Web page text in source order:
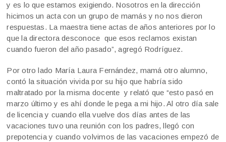
y es lo que estamos exigiendo. Nosotros en la dirección
hicimos un acta con un grupo de mamás y no nos dieron
respuestas. La maestra tiene actas de años anteriores por lo
que la directora desconoce que esos reclamos existan
cuando fueron del año pasado”, agregó Rodríguez.
Por otro lado María Laura Fernández, mamá otro alumno,
contó la situación vivida por su hijo que habría sido
maltratado por la misma docente y relató que “esto pasó en
marzo último y es ahí donde le pega a mi hijo. Al otro día sale
de licencia y cuando ella vuelve dos días antes de las
vacaciones tuvo una reunión con los padres, llegó con
prepotencia y cuando volvimos de las vacaciones empezó de